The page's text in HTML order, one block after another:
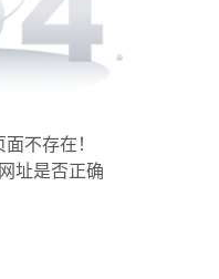
不存在！
址是否正确